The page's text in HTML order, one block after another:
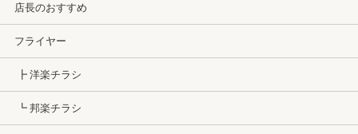
店長のおすすめ
フライヤー
┣ 洋楽チラシ
┗ 邦楽チラシ